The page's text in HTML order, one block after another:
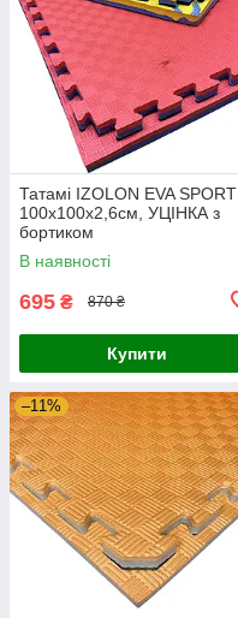
Татамі IZOLON EVA SPORT
100х100х2,6см, УЦІНКА з
бортиком
В наявності
695 ₴ 870 ₴
Купити
–11%